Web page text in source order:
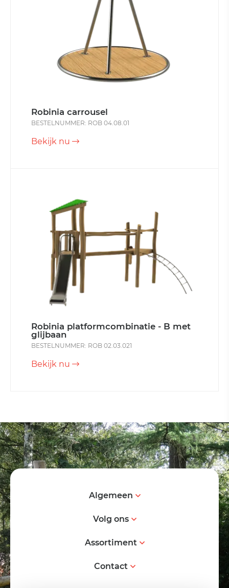
Robinia carrousel
BESTELNUMMER: ROB 04.08.01
Bekijk nu
Robinia platformcombinatie - B met
glijbaan
BESTELNUMMER: ROB 02.03.021
Bekijk nu
Algemeen
Volg ons
Assortiment
Contact